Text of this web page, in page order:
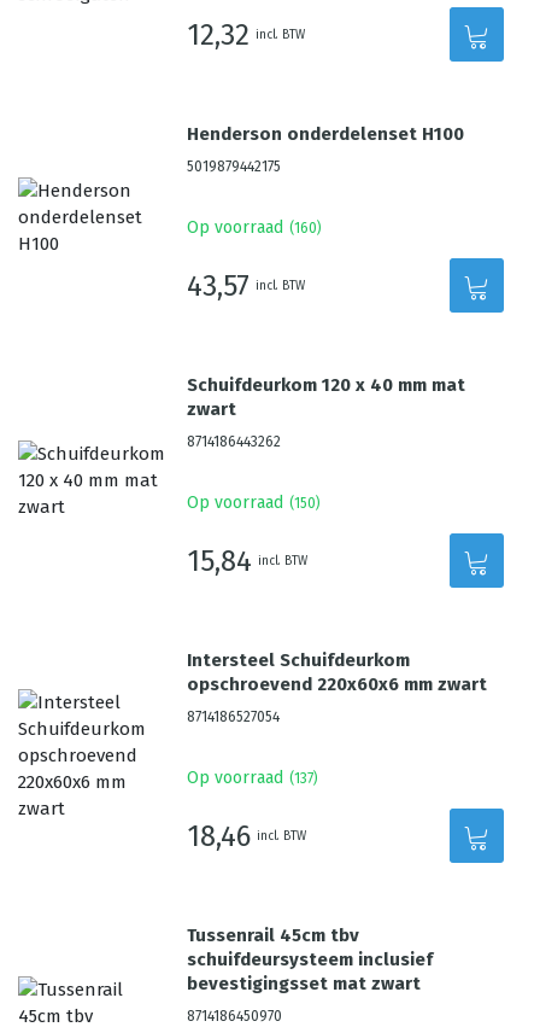
12,32 incl. BTW
Henderson onderdelenset H100
5019879442175
Op voorraad (160)
43,57 incl. BTW
Schuifdeurkom 120 x 40 mm mat
zwart
8714186443262
Op voorraad (150)
15,84 incl. BTW
Intersteel Schuifdeurkom
opschroevend 220x60x6 mm zwart
8714186527054
Op voorraad (137)
18,46 incl. BTW
Tussenrail 45cm tbv
schuifdeursysteem inclusief
bevestigingsset mat zwart
8714186450970